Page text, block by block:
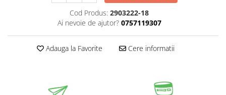
Cod Produs: 2903222-18
Ai nevoie de ajutor? 0757119307
Adauga la Favorite Cere informatii